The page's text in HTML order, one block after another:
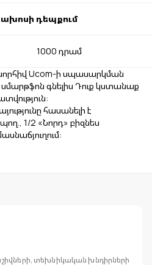
դեպքում
1000 դրամ
Ucom-ի սպասարկման
գնելիս Դուք կստանաք
հասանելի է
1/2 «Նորդ» բիզնես
տեխնիկական խնդիրների